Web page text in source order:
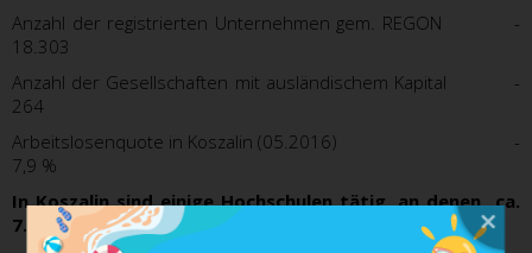
Anzahl der registrierten Unternehmen gem. REGON -
18.303
Anzahl der Gesellschaften mit ausländischem Kapital -
264
Arbeitslosenquote in Koszalin (05.2016) -
7,9 %
In Koszalin sind einige Hochschulen tätig, an denen ca.
7.500 Studenten lernen: